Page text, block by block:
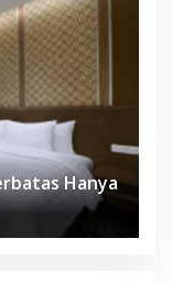
Hanya